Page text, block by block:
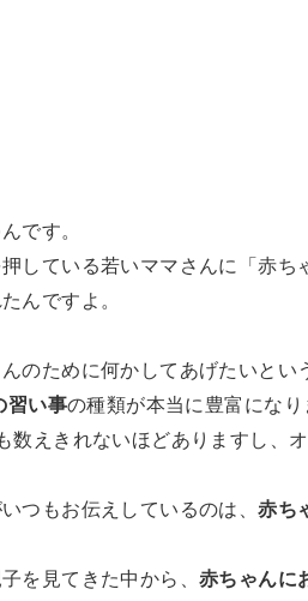
です。
している若いママさんに「赤
んですよ。
のために何かしてあげたいとい
習い事の種類が本当に豊富になり
数えきれないほどありますし、
つもお伝えしているのは、赤ち
を見てきた中から、赤ちゃんに